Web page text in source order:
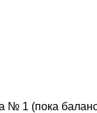
№ 1 (пока